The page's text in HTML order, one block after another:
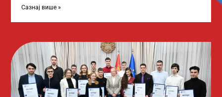
промоцију
Сазнај више »